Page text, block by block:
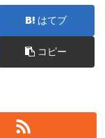
はてブ
コピー